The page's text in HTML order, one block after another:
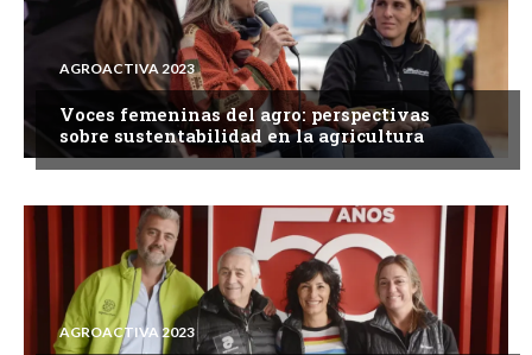
AGROACTIVA 2023
Voces femeninas del agro: perspectivas
sobre sustentabilidad en la agricultura
AGROACTIVA 2023